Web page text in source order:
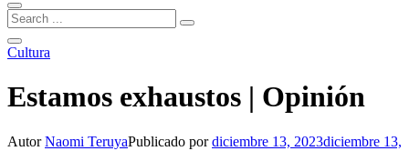
Cultura
Estamos exhaustos | Opinión
AutorNaomi TeruyaPublicado pordiciembre 13, 2023diciembre 13,